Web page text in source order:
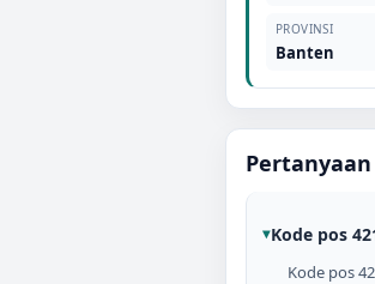
PROVINSI
Banten
Kode pos
Kode pos